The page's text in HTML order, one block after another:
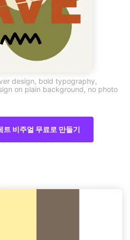
design, bold typography,
on plain background, no photo
트 비주얼 무료로 만들기